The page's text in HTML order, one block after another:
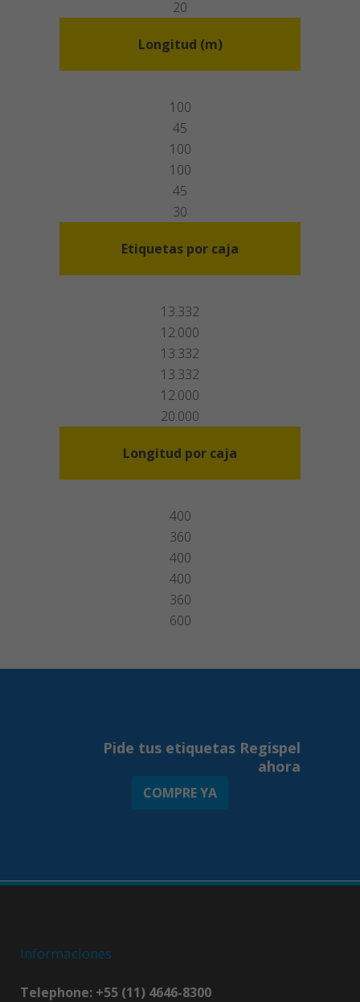
20
Longitud (m)
100
45
100
100
45
30
Etiquetas por caja
13.332
12.000
13.332
13.332
12.000
20.000
Longitud por caja
400
360
400
400
360
600
Pide tus etiquetas Regispel
ahora
COMPRE YA
Informaciones
Telephone: +55 (11) 4646-8300